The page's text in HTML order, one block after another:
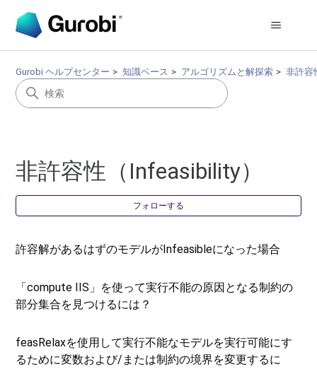
Gurobi ヘルプセンター 知識ベース アルゴリズムと解探索 非許容
非許容性（Infeasibility）
フォローする
許容解があるはずのモデルがInfeasibleになった場合
「compute IIS」を使って実行不能の原因となる制約の
部分集合を見つけるには？
feasRelaxを使用して実行不能なモデルを実行可能にす
るために変数および/または制約の境界を変更するに